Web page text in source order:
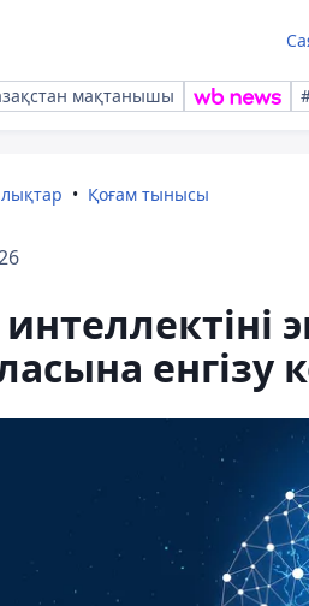
мақтанышы
Қоғам тынысы
енгізу